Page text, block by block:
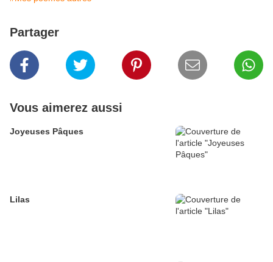
Partager
Vous aimerez aussi
Joyeuses Pâques
Lilas